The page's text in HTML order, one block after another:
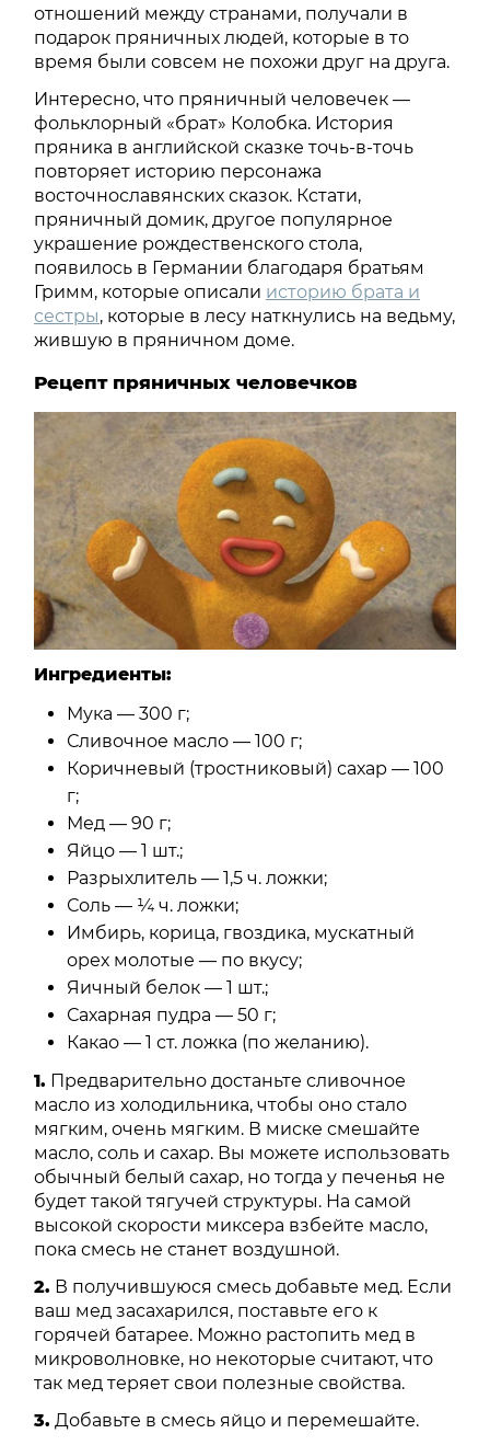
отношений между странами, получали в
подарок пряничных людей, которые в то
время были совсем не похожи друг на друга.
Интересно, что пряничный человечек —
фольклорный «брат» Колобка. История
пряника в английской сказке точь-в-точь
повторяет историю персонажа
восточнославянских сказок. Кстати,
пряничный домик, другое популярное
украшение рождественского стола,
появилось в Германии благодаря братьям
Гримм, которые описали историю брата и
сестры, которые в лесу наткнулись на ведьму,
жившую в пряничном доме.
Рецепт пряничных человечков
Ингредиенты:
Мука — 300 г;
Сливочное масло — 100 г;
Коричневый (тростниковый) сахар — 100
г;
Мед — 90 г;
Яйцо — 1 шт.;
Разрыхлитель — 1,5 ч. ложки;
Соль — ¼ ч. ложки;
Имбирь, корица, гвоздика, мускатный
орех молотые — по вкусу;
Яичный белок — 1 шт.;
Сахарная пудра — 50 г;
Какао — 1 ст. ложка (по желанию).
1. Предварительно достаньте сливочное
масло из холодильника, чтобы оно стало
мягким, очень мягким. В миске смешайте
масло, соль и сахар. Вы можете использовать
обычный белый сахар, но тогда у печенья не
будет такой тягучей структуры. На самой
высокой скорости миксера взбейте масло,
пока смесь не станет воздушной.
2. В получившуюся смесь добавьте мед. Если
ваш мед засахарился, поставьте его к
горячей батарее. Можно растопить мед в
микроволновке, но некоторые считают, что
так мед теряет свои полезные свойства.
3. Добавьте в смесь яйцо и перемешайте.